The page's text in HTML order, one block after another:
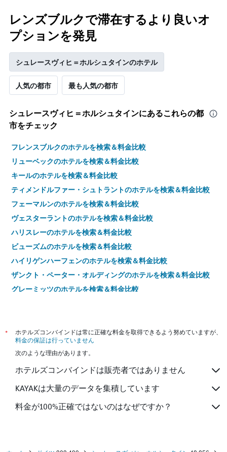
平
均
料
を
表
し
て
い
す
ま
す
レンズブルクで滞在するより良いオ
プションを発見
シュレースヴィヒ＝ホルシュタインのホテル
人気の都市 最も人気の都市
シュレースヴィヒ＝ホルシュタイン​にあるこれらの都
市をチェック
フレンスブルクのホテルを検索＆料金比較
リューベックのホテルを検索＆料金比較
キールのホテルを検索＆料金比較
ティメンドルファー・シュトラントのホテルを検索＆料金比較
フェーマルンのホテルを検索＆料金比較
ヴェスターラントのホテルを検索＆料金比較
ハリスレーのホテルを検索＆料金比較
ビューズムのホテルを検索＆料金比較
ハイリゲンハーフェンのホテルを検索＆料金比較
ザンクト・ペーター・オルディングのホテルを検索＆料金比較
グレーミッツのホテルを検索＆料金比較
ノルダーシュテットのホテルを検索＆料金比較
グリュックスブルクのホテルを検索＆料金比較
リストのホテルを検索＆料金比較
プレーンのホテルを検索＆料金比較
ヘルゴラントのホテルを検索＆料金比較
シャルボイツのホテルを検索＆料金比較
*
ホテルズコンバインドは常に正確な料金を取得できるよう努めていますが、
料金の保証は行っていません
次のような理由があります。
ホテルズコンバインドは販売者ではありません
KAYAKは大量のデータを集積しています
料金が100%正確ではないのはなぜですか？